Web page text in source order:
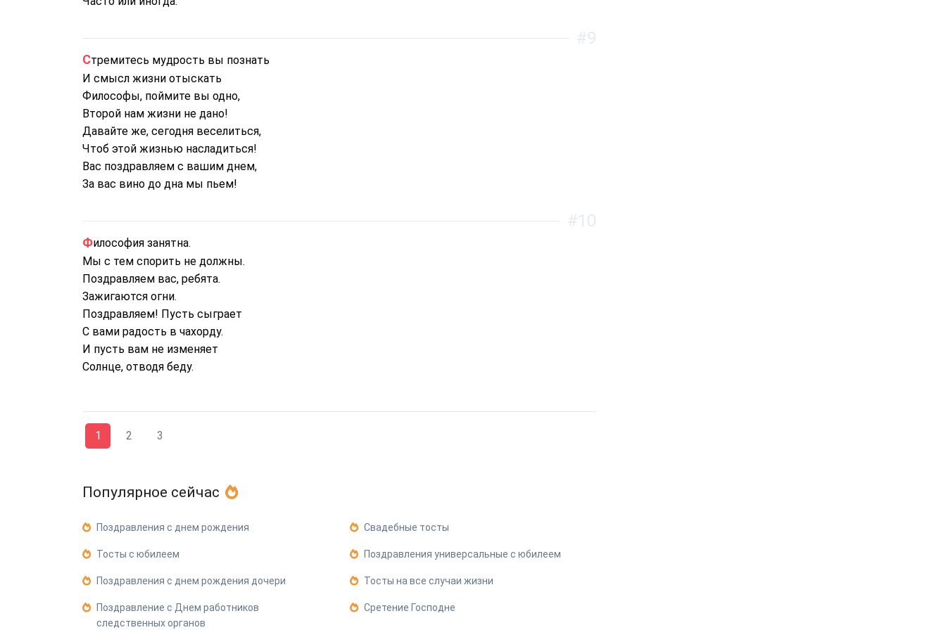
Стремитесь мудрость вы познать
И смысл жизни отыскать
Философы, поймите вы одно,
Второй нам жизни не дано!
Давайте же, сегодня веселиться,
Чтоб этой жизнью насладиться!
Вас поздравляем с вашим днем,
За вас вино до дна мы пьем!
#9
Философия занятна.
Мы с тем спорить не должны.
Поздравляем вас, ребята.
Зажигаются огни.
Поздравляем! Пусть сыграет
С вами радость в чахорду.
И пусть вам не изменяет
Солнце, отводя беду.
#10
1 2 3
Популярное сейчас
Поздравления с днем рождения Свадебные тосты
Тосты с юбилеем Поздравления универсальные с юбилеем
Поздравления с днем рождения дочери Тосты на все случаи жизни
Поздравление с Днем работников
следственных органов
Сретение Господне